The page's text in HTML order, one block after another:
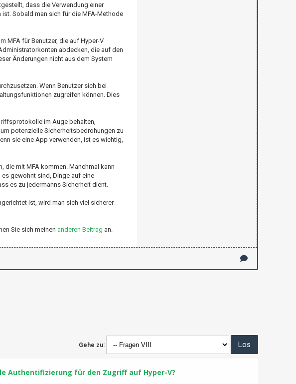
dass die Verwendung einer
Sobald man sich für die MFA-Methode
MFA für Benutzer, die auf Hyper-V
abdecken, die auf den
Änderungen nicht aus dem System
Wenn Benutzer sich bei
zugreifen können. Dies
im Auge behalten,
potenzielle Sicherheitsbedrohungen zu
sie eine App verwenden, ist es wichtig,
die mit MFA kommen. Manchmal kann
gewohnt sind, Dinge auf eine
es zu jedermanns Sicherheit dient.
ist, wird man sich viel sicherer
Sie sich meinen anderen Beitrag an.
Gehe zu:
Authentifizierung für den Zugriff auf Hyper-V?